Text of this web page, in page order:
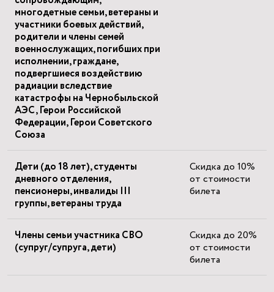
многодетные семьи, ветераны и
участники боевых действий,
родители и члены семей
военнослужащих, погибших при
исполнении, граждане,
подвергшиеся воздействию
радиации вследствие
катастрофы на Чернобыльской
АЭС, Герои Российской
Федерации, Герои Советского
Союза
Дети (до 18 лет), студенты
дневного отделения,
пенсионеры, инвалиды III
группы, ветераны труда
Скидка до 10%
от стоимости
билета
Члены семьи участника СВО
(супруг/супруга, дети)
Скидка до 20%
от стоимости
билета